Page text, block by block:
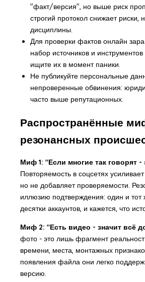
"факт/версия", но выше риск
строгий протокол снижает риски,
дисциплины.
Для проверки фактов онлайн
набор источников и
ищите их в момент паники.
Не публикуйте персональные
непроверенные обвинения:
часто выше репутационных.
Распространённые
резонансных
Миф 1: "Если многие так говорят -
Повторяемость в соцсетях
но не добавляет проверяемости.
иллюзию подтверждения: один и тот
десятки аккаунтов, и кажется, что
Миф 2: "Есть видео - значит всё
фото - это лишь фрагмент
времени, места, монтажных
появления файла они легко
версию.